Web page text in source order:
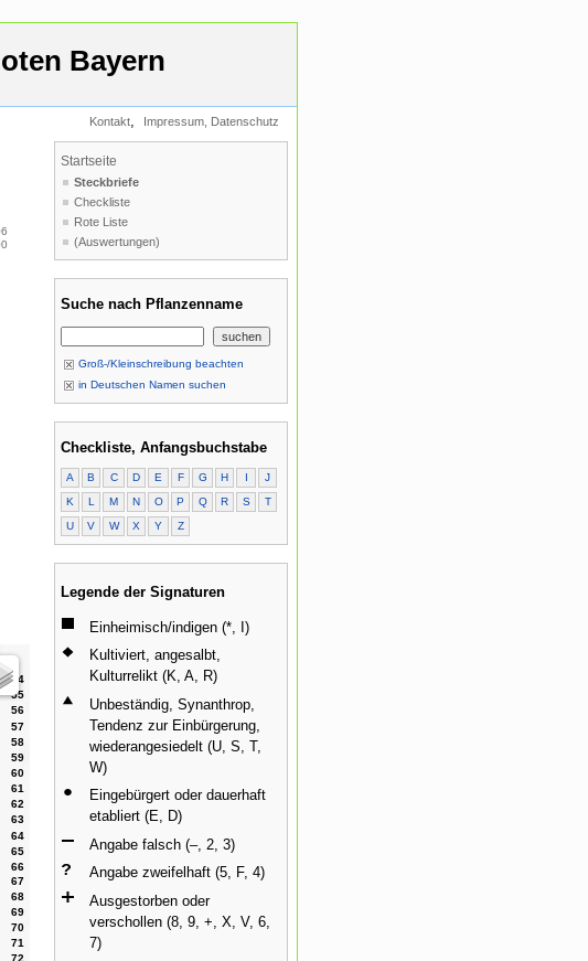
Bayern
Kontakt, Impressum, Datenschutz
Startseite
Steckbriefe
Checkliste
Rote Liste
(Auswertungen)
Suche nach Pflanzenname
Groß-/Kleinschreibung beachten
in Deutschen Namen suchen
Checkliste, Anfangsbuchstabe
A B C D E F G H I
J
K
L M N O P Q R S
T
U
V W X Y Z
Legende der Signaturen
Einheimisch/indigen (*, I)
Kultiviert, angesalbt,
Kulturrelikt (K, A, R)
Unbeständig, Synanthrop,
Tendenz zur Einbürgerung,
wiederangesiedelt (U, S, T,
W)
Eingebürgert oder dauerhaft
etabliert (E, D)
Angabe falsch (–, 2, 3)
Angabe zweifelhaft (5, F, 4)
Ausgestorben oder
verschollen (8, 9, +, X, V, 6,
7)